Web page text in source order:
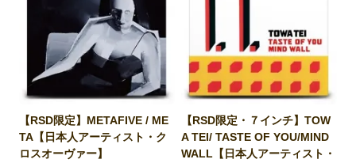
【RSD限定】METAFIVE / ME
TA【日本人アーティスト・ク
ロスオーヴァー】
【RSD限定・７インチ】TOW
A TEI/ TASTE OF YOU/MIND
WALL【日本人アーティスト・